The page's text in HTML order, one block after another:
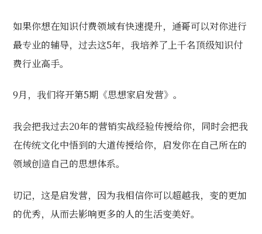
如果你想在知识付费领域有快速提升，通哥可以对你进行
最专业的辅导，过去这5年，我培养了上千名顶级知识付
费行业高手。
9月，我们将开第5期《思想家启发营》。
我会把我过去20年的营销实战经验传授给你，同时会把我
在传统文化中悟到的大道传授给你，启发你在自己所在的
领域创造自己的思想体系。
切记，这是启发营，因为我相信你可以超越我，变的更加
的优秀，从而去影响更多的人的生活变美好。